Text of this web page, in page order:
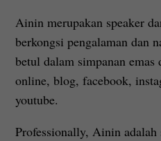
Ainin merupakan speaker
berkongsi pengalaman dan
betul dalam simpanan
online, blog, facebook,
youtube.
Professionally, Ainin adalah